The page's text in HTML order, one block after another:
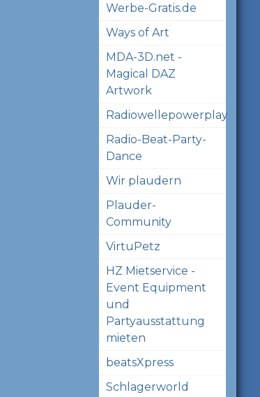
Werbe-Gratis.de
Ways of Art
MDA-3D.net -
Magical DAZ
Artwork
Radiowellepowerplay
Radio-Beat-Party-
Dance
Wir plaudern
Plauder-
Community
VirtuPetz
HZ Mietservice -
Event Equipment
und
Partyausstattung
mieten
beatsXpress
Schlagerworld